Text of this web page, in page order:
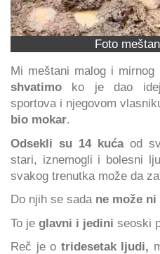
Foto
Mi meštani malog i mirnog
shvatimo ko je dao
sportova i njegovom
bio mokar.
Odsekli su 14 kućaod
stari, iznemogli i bolesni
svakog trenutka može da
Do njih se sada ne može ni
To je glavni i jedini seoski
Reč je o tridesetak ljudi,